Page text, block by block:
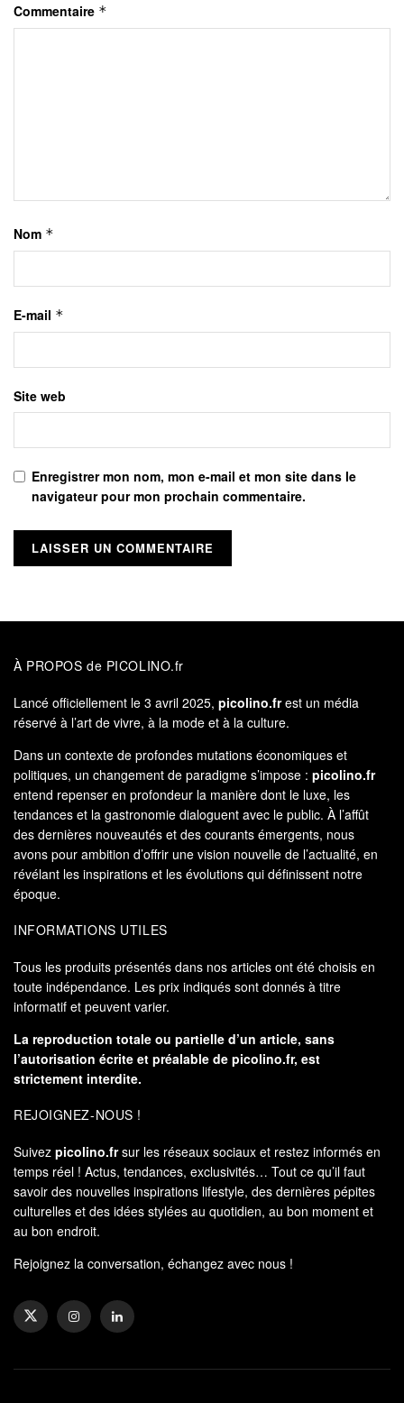
Commentaire *
Nom *
E-mail *
Site web
Enregistrer mon nom, mon e-mail et mon site dans le
navigateur pour mon prochain commentaire.
À PROPOS de PICOLINO.fr
Lancé officiellement le 3 avril 2025, picolino.frest un média
réservé à l’art de vivre, à la mode et à la culture.
Dans un contexte de profondes mutations économiques et
politiques, un changement de paradigme s’impose : picolino.fr
entend repenser en profondeur la manière dont le luxe, les
tendances et la gastronomie dialoguent avec le public. À l’affût
des dernières nouveautés et des courants émergents, nous
avons pour ambition d’offrir une vision nouvelle de l’actualité, en
révélant les inspirations et les évolutions qui définissent notre
époque.
INFORMATIONS UTILES
Tous les produits présentés dans nos articles ont été choisis en
toute indépendance. Les prix indiqués sont donnés à titre
informatif et peuvent varier.
La reproduction totale ou partielle d’un article, sans
l’autorisation écrite et préalable de picolino.fr, est
strictement interdite.
REJOIGNEZ-NOUS !
Suivez picolino.frsur les réseaux sociaux et restez informés en
temps réel ! Actus, tendances, exclusivités… Tout ce qu’il faut
savoir des nouvelles inspirations lifestyle, des dernières pépites
culturelles et des idées stylées au quotidien, au bon moment et
au bon endroit.
Rejoignez la conversation, échangez avec nous !